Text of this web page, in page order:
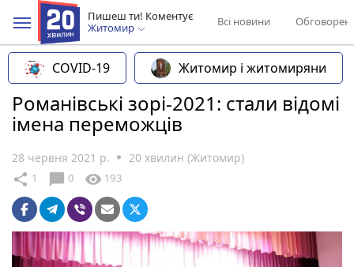
Пишеш ти! Коментує
Житомир
Всі новини
COVID-19 Житомир і житомиряни
Романівські зорі-2021: стали відомі
імена переможців
28 червня 2021 р. 20 хвилин (Житомир)
share 1 chat_bubble 0 visibility 193